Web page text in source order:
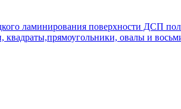
ламинирования поверхности ДСП
овалы и